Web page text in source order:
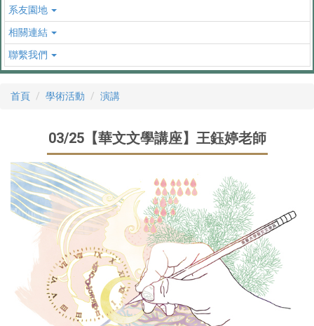
系友園地
相關連結
聯繫我們
首頁 學術活動 演講
03/25【華文文學講座】王鈺婷老師